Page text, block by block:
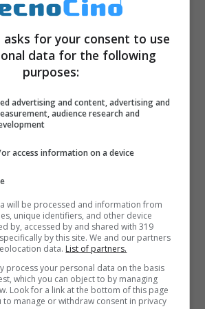
auto-generate per ottenere
è possibile indicare uno
o un’area specifica dove
del software che crea il
anche selezionare solo
insomma. Il prodotto finito
compreso tra 75 e 150 dollari
e 120 euro in quattro diversi
acrilico, legno, nylon oppure
for your consent to use
data for the following
purposes:
advertising and content, advertising and
audience research and
access information on a device
will be processed and information from
unique identifiers, and other device
by, accessed by and shared with 319
by this site. We and our partners
data. List of partners.
process your personal data on the basis
which you can object to by managing
Look for a link at the bottom of this page
to manage or withdraw consent in privacy